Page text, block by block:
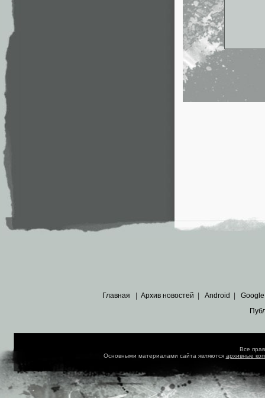
Главная Архив новостей Android Google
Все
Основными материалами сайта являются архивные